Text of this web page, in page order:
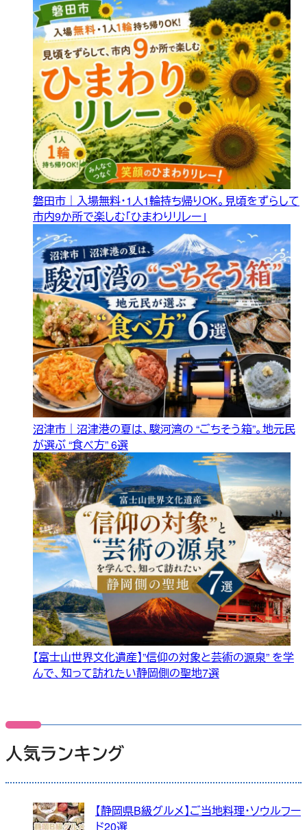
磐田市｜入場無料・1人1輪持ち帰りOK。見頃をずらして
市内9か所で楽しむ「ひまわりリレー」
沼津市｜沼津港の夏は、駿河湾の “ごちそう箱”。地元民
が選ぶ “食べ方” 6選
【富士山世界文化遺産】”信仰の対象と芸術の源泉” を学
んで、知って訪れたい静岡側の聖地7選
人気ランキング
【静岡県B級グルメ】ご当地料理・ソウルフー
ド20選